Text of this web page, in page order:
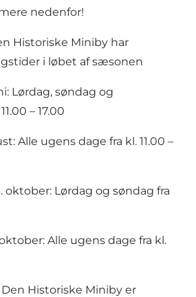
nedenfor!
Historiske Miniby har
i løbet af sæsonen
Lørdag, søndag og
– 17.00
Alle ugens dage fra kl. 11.00 –
oktober: Lørdag og søndag fra
Alle ugens dage fra kl.
Den Historiske Miniby er